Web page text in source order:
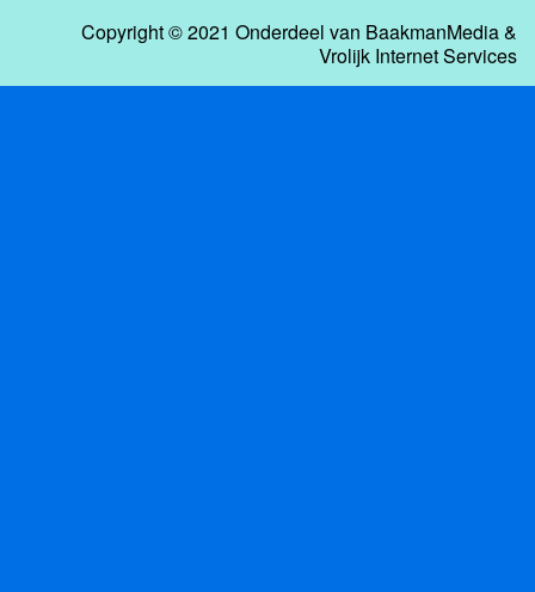
Copyright © 2021 Onderdeel van BaakmanMedia&
Vrolijk Internet Services